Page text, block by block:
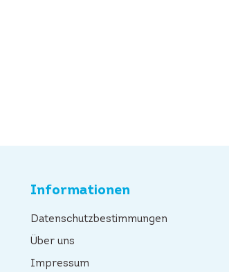
Informationen
Datenschutzbestimmungen
Über uns
Impressum